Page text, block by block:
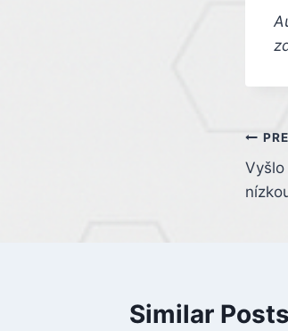
Vyšlo
Similar Posts